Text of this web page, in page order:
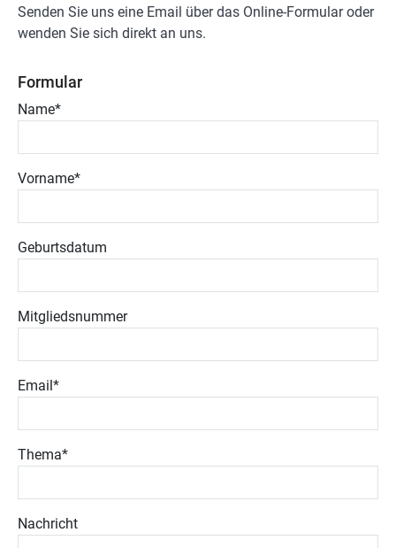
Senden Sie uns eine Email über das Online-Formular oder
wenden Sie sich direkt an uns.
Formular
Name*
Vorname*
Geburtsdatum
Mitgliedsnummer
Email*
Thema*
Nachricht